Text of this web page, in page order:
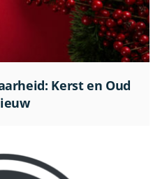
Kerst en Oud